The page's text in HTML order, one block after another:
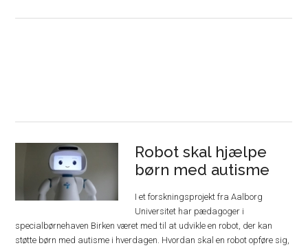
Robot skal hjælpe
børn med autisme
I et forskningsprojekt fra Aalborg
Universitet har pædagoger i
specialbørnehaven Birken været med til at udvikle en robot, der kan
støtte børn med autisme i hverdagen. Hvordan skal en robot opføre sig,